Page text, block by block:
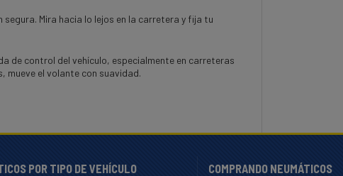
Mira hacia lo lejos en la carretera y fija tu
de control del vehículo, especialmente en carreteras
mueve el volante con suavidad.
POR TIPO DE VEHÍCULO
COMPRANDO NEUMÁTICOS